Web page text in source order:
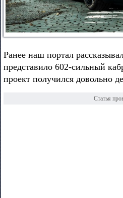
Ранее наш портал
представило 602-сильный
проект получился довольно
Статья